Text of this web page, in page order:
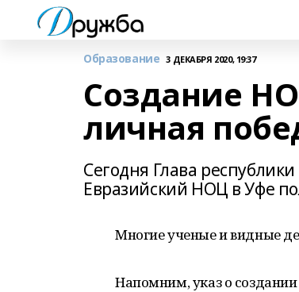
Образование 3 ДЕКАБРЯ 2020, 19:37
Создание
личная
Сегодня Глава
Евразийский НОЦ в Уфе
Многие ученые и видные
Напомним, указ о